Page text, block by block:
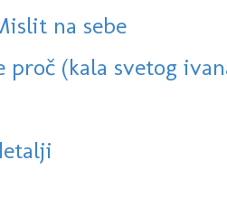
na sebe
proč (kala svetog